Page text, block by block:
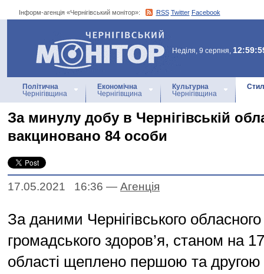
Інформ-агенція «Чернігівський монітор»: RSS Twitter Facebook
Інформ-агенція
«Чернігівський монітор»
Неділя, 9 серпня,
Політична
Чернігівщина
Економічна
Чернігівщина
Культурна
Чернігівщина
За минулу добу в Чернігівській
вакциновано 84 особи
17.05.2021 16:36 — Агенцiя
За даними Чернігівського
громадського здоров’я, cтаном на
області щеплено першою та